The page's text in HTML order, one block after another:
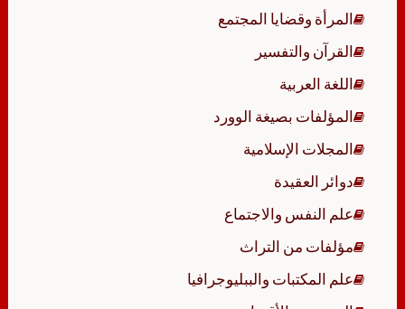
المرأة وقضايا المجتمع
القرآن والتفسير
اللغة العربية
المؤلفات بصيغة الوورد
المجلات الإسلامية
دوائر العقيدة
علم النفس والاجتماع
مؤلفات من التراث
علم المكتبات والببليوجرافيا